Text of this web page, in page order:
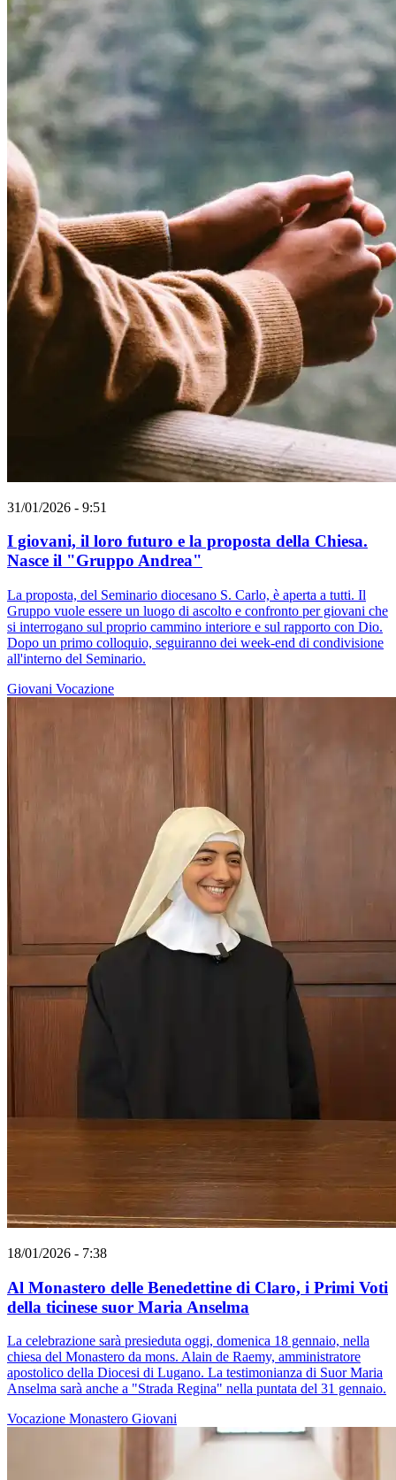
31/01/2026 - 9:51
I giovani, il loro futuro e la proposta della Chiesa.
Nasce il "Gruppo Andrea"
La proposta, del Seminario diocesano S. Carlo, è aperta a tutti. Il
Gruppo vuole essere un luogo di ascolto e confronto per giovani che
si interrogano sul proprio cammino interiore e sul rapporto con Dio.
Dopo un primo colloquio, seguiranno dei week-end di condivisione
all'interno del Seminario.
Giovani Vocazione
18/01/2026 - 7:38
Al Monastero delle Benedettine di Claro, i Primi Voti
della ticinese suor Maria Anselma
La celebrazione sarà presieduta oggi, domenica 18 gennaio, nella
chiesa del Monastero da mons. Alain de Raemy, amministratore
apostolico della Diocesi di Lugano. La testimonianza di Suor Maria
Anselma sarà anche a "Strada Regina" nella puntata del 31 gennaio.
Vocazione Monastero Giovani